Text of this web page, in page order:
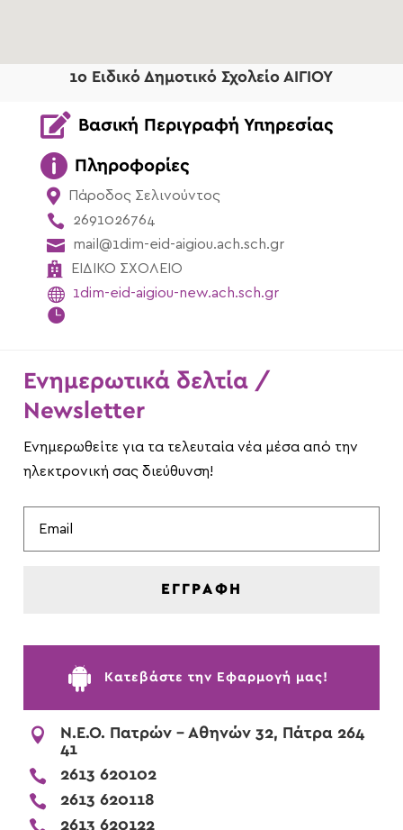
1ο Ειδικό Δημοτικό Σχολείο ΑΙΓΙΟΥ
 Βασική Περιγραφή Υπηρεσίας
 Πληροφορίες
 Πάροδος Σελινούντος
 2691026764
 mail@1dim-eid-aigiou.ach.sch.gr
 ΕΙΔΙΚΟ ΣΧΟΛΕΙΟ
 1dim-eid-aigiou-new.ach.sch.gr

Ενημερωτικά δελτία /
Newsletter
Ενημερωθείτε για τα τελευταία νέα μέσα από την
ηλεκτρονική σας διεύθυνση!
ΕΓΓΡΑΦΗ
 Kατεβάστε την Εφαρμογή μας!

Ν.Ε.Ο. Πατρών - Αθηνών 32, Πάτρα 264
41
 2613 620102
 2613 620118
 2613 620122